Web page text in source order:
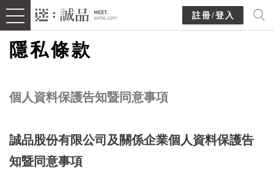
註冊/登入
隱私條款
個人資料保護告知暨同意事項
誠品股份有限公司及關係企業個人資料保護告
知暨同意事項